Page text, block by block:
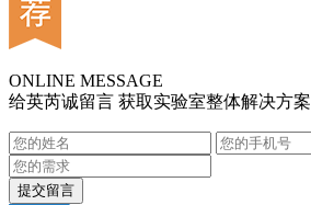
ONLINE MESSAGE
给英芮诚留言 获取实验室整体解决方案